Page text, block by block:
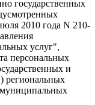
государственных
2010 года N 210-
услуг",
персональных
и
региональных
муниципальных